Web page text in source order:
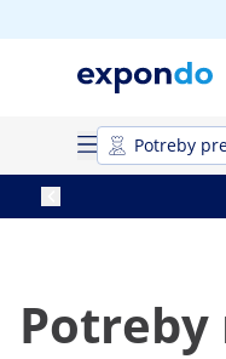
Potreby
Potreby